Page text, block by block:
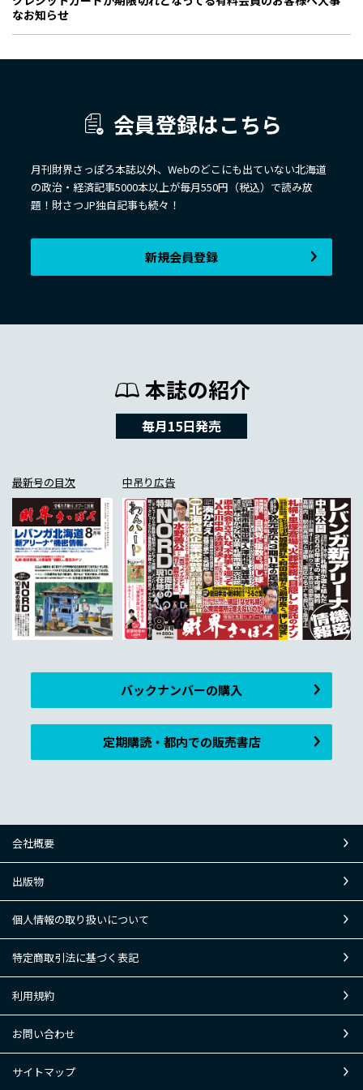
なお知らせ
会員登録はこちら
月刊財界さっぽろ本誌以外、Webのどこにも出ていない北海道
の政治・経済記事5000本以上が毎月550円（税込）で読み放
題！財さつJP独自記事も続々！
新規会員登録
本誌の紹介
毎月15日発売
最新号の目次 中吊り広告
バックナンバーの購入
定期購読・都内での販売書店
会社概要
出版物
個人情報の取り扱いについて
特定商取引法に基づく表記
利用規約
お問い合わせ
サイトマップ